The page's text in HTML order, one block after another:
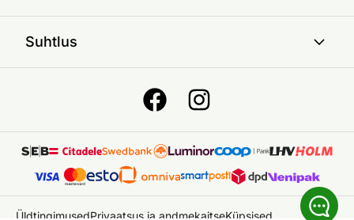
Suhtlus
ÜldtingimusedPrivaatsus ja andmekaitseKüpsised